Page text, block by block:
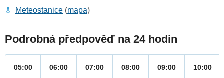
Meteostanice (mapa)
Podrobná předpověď na 24 hodin
05:00 06:00 07:00 08:00 09:00 10:00